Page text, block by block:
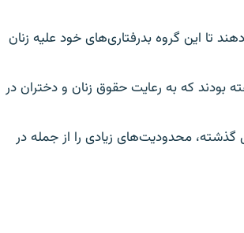
تا این گروه بدرفتاری‌های خود علیه زنان
بودند که به رعایت حقوق زنان و دختران در
محدودیت‌های زیادی را از جمله در